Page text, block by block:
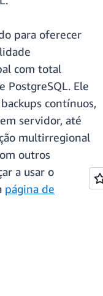
para oferecer
com total
PostgreSQL. Ele
contínuos,
servidor, até
multirregional
outros
a usar o
página de